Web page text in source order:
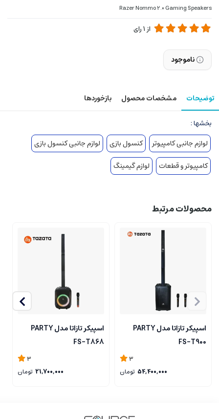
Razer Nommo 2.0 Gaming Speakers
از 1رای
ناموجود
توضیحات مشخصات محصول بازخوردها
بخشها :
لوازم جانبی کامپیوتر
کنسول بازی
لوازم جانبی کنسول بازی
کامپیوتر و قطعات
لوازم گیمینگ
محصولات مرتبط
اسپیکر تازاتا مدل PARTY
FS-T900
3
54,400,000 تومان
اسپیکر تازاتا مدل PARTY
FS-T868
3
21,700,000 تومان